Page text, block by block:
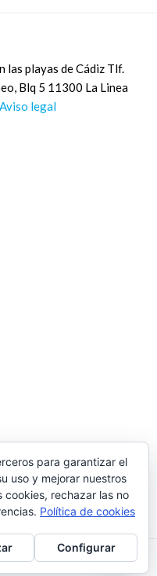
las playas de Cádiz Tlf.
Blq 5 11300 La Linea
Aviso legal
para garantizar el
uso y mejorar nuestros
cookies, rechazar las no
Política de cookies
Configurar